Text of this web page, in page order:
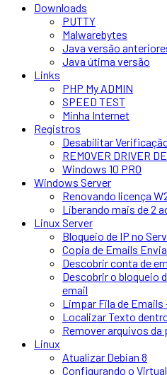
Downloads
PUTTY
Malwarebytes
Java versão
Java útima versão
Links
PHP My ADMIN
SPEED TEST
Minha Internet
Registros
Desabilitar
REMOVER DRIVER
Windows 10 PRO
Windows Server
Renovando licença
Liberando mais de 2
Linux Server
Bloqueio de IP no
Copia de Emails
Descobrir conta de
Descobrir o bloqueio
email
Limpar Fila de Emails
Localizar Texto
Remover arquivos
Linux
Atualizar Debian 8
Configurando o